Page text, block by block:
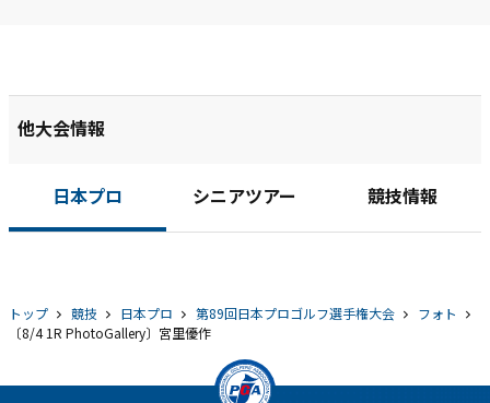
他大会情報
日本プロ シニアツアー 競技情報
トップ 競技 日本プロ 第89回日本プロゴルフ選手権大会
フォト
〔8/4 1R PhotoGallery〕宮里優作